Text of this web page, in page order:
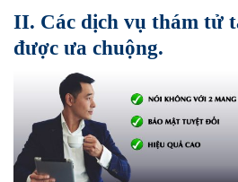
II. Các dịch vụ thám tử
được ưa chuộng.